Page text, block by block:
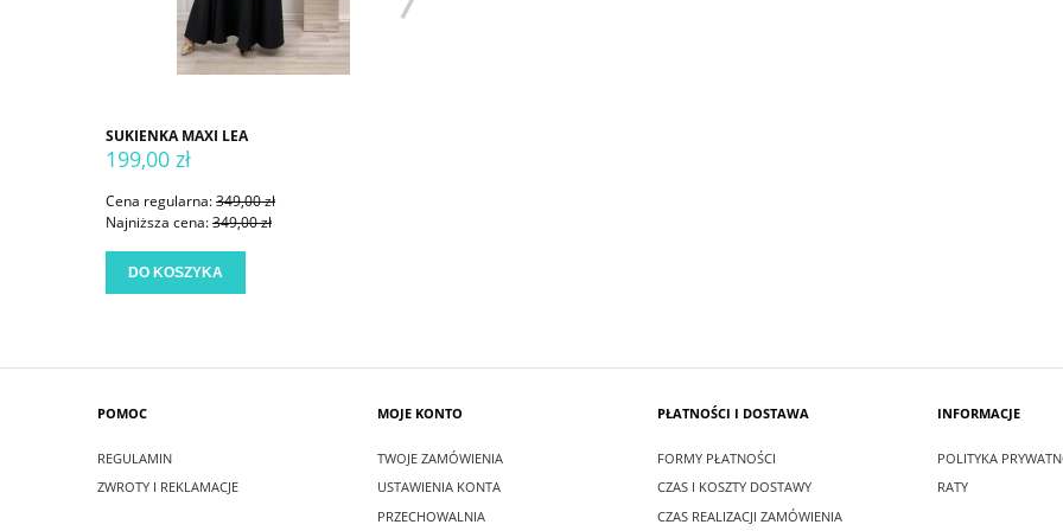
SUKIENKA MAXI LEA
199,00 zł
Cena regularna:349,00 zł
Najniższa cena:349,00 zł
DO KOSZYKA
POMOC
REGULAMIN
ZWROTY I REKLAMACJE
MOJE KONTO
TWOJE ZAMÓWIENIA
USTAWIENIA KONTA
PRZECHOWALNIA
PŁATNOŚCI I DOSTAWA
FORMY PŁATNOŚCI
CZAS I KOSZTY DOSTAWY
CZAS REALIZACJI ZAMÓWIENIA
INFORMACJE
POLITYKA
RATY